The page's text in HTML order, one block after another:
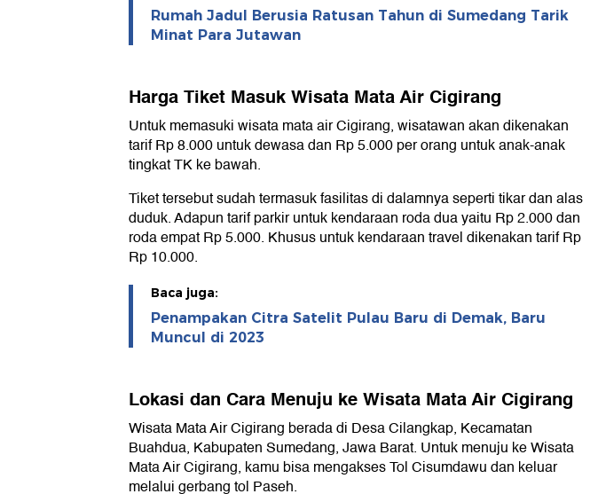
Rumah Jadul Berusia Ratusan Tahun di Sumedang Tarik
Minat Para Jutawan
Harga Tiket Masuk Wisata Mata Air Cigirang
Untuk memasuki wisata mata air Cigirang, wisatawan akan dikenakan
tarif Rp 8.000 untuk dewasa dan Rp 5.000 per orang untuk anak-anak
tingkat TK ke bawah.
Tiket tersebut sudah termasuk fasilitas di dalamnya seperti tikar dan alas
duduk. Adapun tarif parkir untuk kendaraan roda dua yaitu Rp 2.000 dan
roda empat Rp 5.000. Khusus untuk kendaraan travel dikenakan tarif Rp
Rp 10.000.
Baca juga:
Penampakan Citra Satelit Pulau Baru di Demak, Baru
Muncul di 2023
Lokasi dan Cara Menuju ke Wisata Mata Air Cigirang
Wisata Mata Air Cigirang berada di Desa Cilangkap, Kecamatan
Buahdua, Kabupaten Sumedang, Jawa Barat. Untuk menuju ke Wisata
Mata Air Cigirang, kamu bisa mengakses Tol Cisumdawu dan keluar
melalui gerbang tol Paseh.